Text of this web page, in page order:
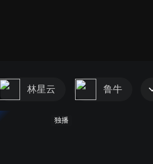
林星云 鲁牛
独播